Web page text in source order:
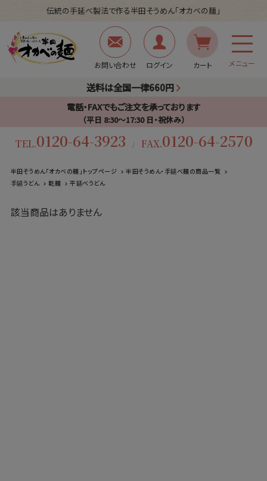
伝統の手延べ製法で作る半田そうめん「オカベの麺」
お問い合わせ ログイン カート メニュー
送料は全国一律660円
電話・FAXでもご注文を承っております
（平日 8:30〜17:30 日・祝休み）
TEL.0120-64-3923 / FAX.0120-64-2570
半田そうめん「オカベの麺」トップページ
半田そうめん・手延べ麺の商品一覧
手延うどん
乾麺 平延べうどん
該当商品はありません